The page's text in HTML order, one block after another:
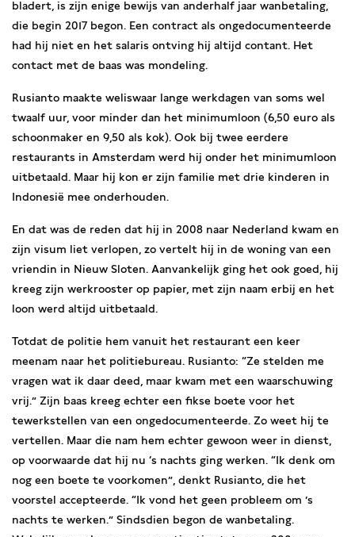
bladert, is zijn enige bewijs van anderhalf jaar wanbetaling,
die begin 2017 begon. Een contract als ongedocumenteerde
had hij niet en het salaris ontving hij altijd contant. Het
contact met de baas was mondeling.
Rusianto maakte weliswaar lange werkdagen van soms wel
twaalf uur, voor minder dan het minimumloon (6,50 euro als
schoonmaker en 9,50 als kok). Ook bij twee eerdere
restaurants in Amsterdam werd hij onder het minimumloon
uitbetaald. Maar hij kon er zijn familie met drie kinderen in
Indonesië mee onderhouden.
En dat was de reden dat hij in 2008 naar Nederland kwam en
zijn visum liet verlopen, zo vertelt hij in de woning van een
vriendin in Nieuw Sloten. Aanvankelijk ging het ook goed, hij
kreeg zijn werkrooster op papier, met zijn naam erbij en het
loon werd altijd uitbetaald.
Totdat de politie hem vanuit het restaurant een keer
meenam naar het politiebureau. Rusianto: “Ze stelden me
vragen wat ik daar deed, maar kwam met een waarschuwing
vrij.” Zijn baas kreeg echter een fikse boete voor het
tewerkstellen van een ongedocumenteerde. Zo weet hij te
vertellen. Maar die nam hem echter gewoon weer in dienst,
op voorwaarde dat hij nu ‘s nachts ging werken. “Ik denk om
nog een boete te voorkomen”, denkt Rusianto, die het
voorstel accepteerde. “Ik vond het geen probleem om ’s
nachts te werken.” Sindsdien begon de wanbetaling.